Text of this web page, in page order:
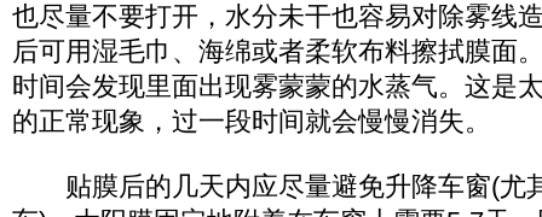
也尽量不要打开，水分未干也容易对除雾线
后可用湿毛巾、海绵或者柔软布料擦拭膜面
时间会发现里面出现雾蒙蒙的水蒸气。这是
的正常现象，过一段时间就会慢慢消失。
贴膜后的几天内应尽量避免升降车窗(尤